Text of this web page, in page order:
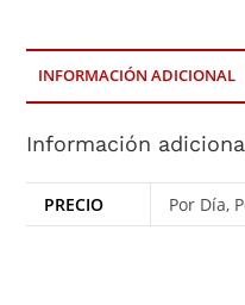
INFORMACIÓN ADICIONAL
Información
PRECIO Por Día,